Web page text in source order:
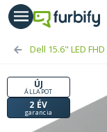
Dell 15.6" LED
ÚJ
ÁLLAPOT
2 ÉV
garancia
gomb